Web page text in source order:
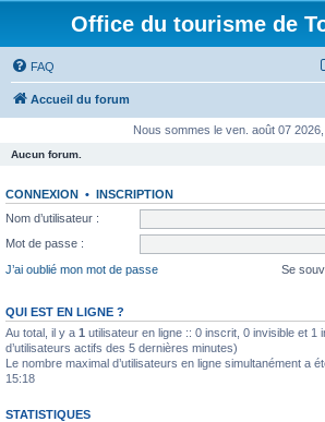
Office du tourisme de
FAQ
Accueil du forum
Nous sommes le ven. août 07
Aucun forum.
CONNEXION • INSCRIPTION
Nom d’utilisateur :
Mot de passe :
J’ai oublié mon mot de passe
Se
QUI EST EN LIGNE ?
Au total, il y a 1 utilisateur en ligne :: 0 inscrit, 0 invisible et 1
d’utilisateurs actifs des 5 dernières minutes)
Le nombre maximal d’utilisateurs en ligne simultanément a
15:18
STATISTIQUES